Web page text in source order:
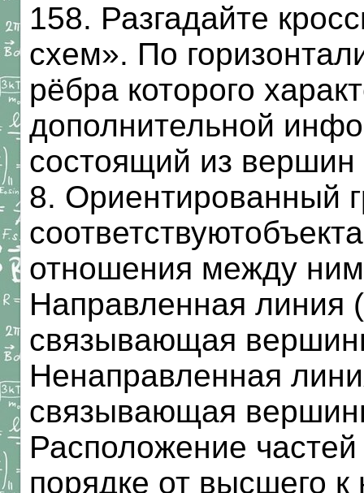
158. Разгадайте
схем». По
рёбра которого
дополнительной
состоящий из
8. Ориентированный
отношения между
Направленная линия
связывающая
Ненаправленная
связывающая
Расположение
порядке от высшего